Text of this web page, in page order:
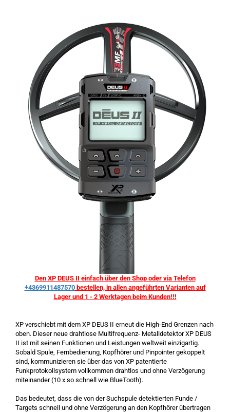
Den XP DEUS II einfach über den Shop oder via Telefon
+4369911487570bestellen, in allen angeführten Varianten auf
Lager und 1 - 2 Werktagen beim Kunden!!!
XP verschiebt mit dem XP DEUS II erneut die High-End Grenzen nach
oben. Dieser neue drahtlose Multifrequenz- Metalldetektor XP DEUS
II ist mit seinen Funktionen und Leistungen weltweit einzigartig.
Sobald Spule, Fernbedienung, Kopfhörer und Pinpointer gekoppelt
sind, kommunizieren sie über das von XP patentierte
Funkprotokollsystem vollkommen drahtlos und ohne Verzögerung
miteinander (10 x so schnell wie BlueTooth).
Das bedeutet, dass die von der Suchspule detektierten Funde /
Targets schnell und ohne Verzögerung an den Kopfhörer übertragen